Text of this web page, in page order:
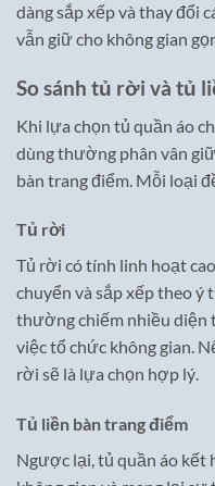
dàng sắp xếp và thay đổi
vẫn giữ cho không gian
So sánh tủ rời và tủ
Khi lựa chọn tủ quần áo
dùng thường phân vân
bàn trang điểm. Mỗi loại
Tủ rời
Tủ rời có tính linh hoạt
chuyển và sắp xếp theo ý
thường chiếm nhiều diện
việc tổ chức không gian.
rời sẽ là lựa chọn hợp lý.
Tủ liền bàn trang điểm
Ngược lại, tủ quần áo kết